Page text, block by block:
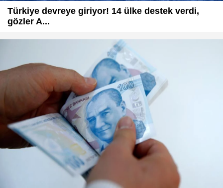
Türkiye devreye giriyor! 14 ülke destek verdi,
gözler A...